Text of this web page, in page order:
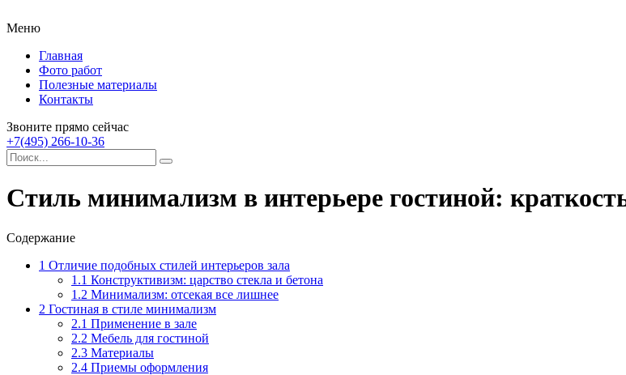
Меню
Главная
Фото работ
Полезные материалы
Контакты
Звоните прямо сейчас
+7(495) 266-10-36
Стиль минимализм в интерьере гостиной:
Содержание
1 Отличие подобных стилей интерьеров зала
1.1 Конструктивизм: царство стекла и бетона
1.2 Минимализм: отсекая все лишнее
2 Гостиная в стиле минимализм
2.1 Применение в зале
2.2 Мебель для гостиной
2.3 Материалы
2.4 Приемы оформления